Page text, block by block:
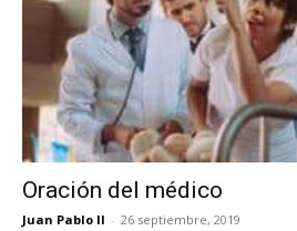
Oración del médico
Juan Pablo II - 26 septiembre, 2019